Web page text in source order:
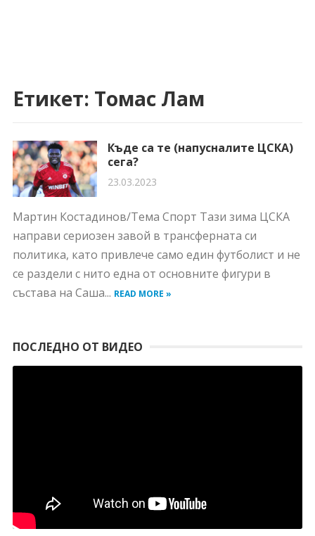
Етикет: Томас Лам
Къде са те (напусналите ЦСКА)
сега?
23.03.2023
Мартин Костадинов/Тема Спорт Тази зима ЦСКА
направи сериозен завой в трансферната си
политика, като привлече само един футболист и не
се раздели с нито една от основните фигури в
състава на Саша... READ MORE »
ПОСЛЕДНО ОТ ВИДЕО